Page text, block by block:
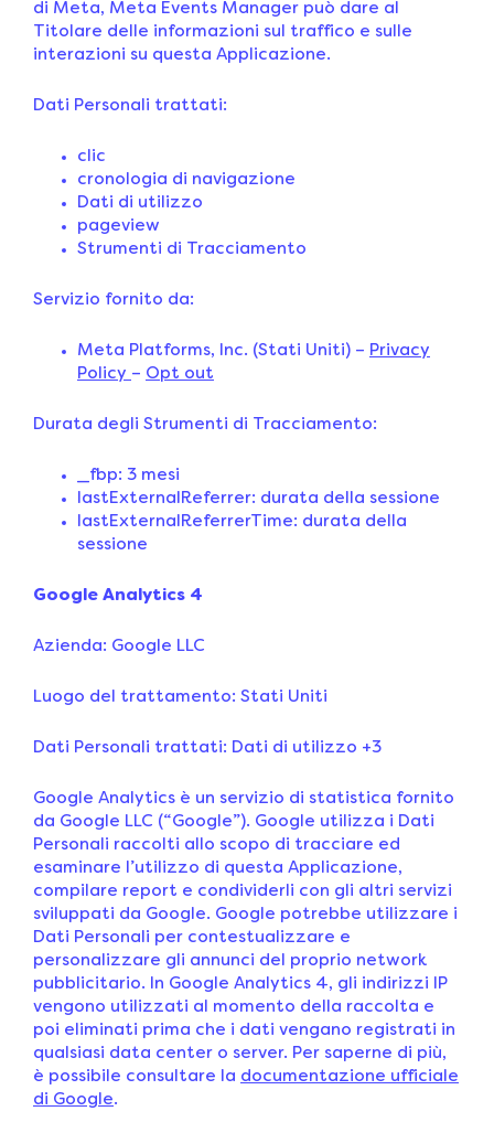
di Meta, Meta Events Manager può dare al
Titolare delle informazioni sul traffico e sulle
interazioni su questa Applicazione.
Dati Personali trattati:
clic
cronologia di navigazione
Dati di utilizzo
pageview
Strumenti di Tracciamento
Servizio fornito da:
Meta Platforms, Inc. (Stati Uniti) – Privacy
Policy – Opt out
Durata degli Strumenti di Tracciamento:
_fbp: 3 mesi
lastExternalReferrer: durata della sessione
lastExternalReferrerTime: durata della
sessione
Google Analytics 4
Azienda: Google LLC
Luogo del trattamento: Stati Uniti
Dati Personali trattati: Dati di utilizzo +3
Google Analytics è un servizio di statistica fornito
da Google LLC (“Google”). Google utilizza i Dati
Personali raccolti allo scopo di tracciare ed
esaminare l’utilizzo di questa Applicazione,
compilare report e condividerli con gli altri servizi
sviluppati da Google. Google potrebbe utilizzare i
Dati Personali per contestualizzare e
personalizzare gli annunci del proprio network
pubblicitario. In Google Analytics 4, gli indirizzi IP
vengono utilizzati al momento della raccolta e
poi eliminati prima che i dati vengano registrati in
qualsiasi data center o server. Per saperne di più,
è possibile consultare la documentazione ufficiale
di Google.